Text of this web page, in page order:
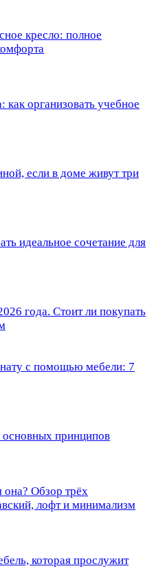
кресло: полное
как организовать учебное
если в доме живут три
идеальное сочетание для
года. Стоит ли покупать
с помощью мебели: 7
основных принципов
Обзор трёх
лофт и минимализм
которая прослужит